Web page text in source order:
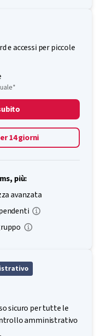
e accessi per piccole
14 giorni
sicuro per tutte le